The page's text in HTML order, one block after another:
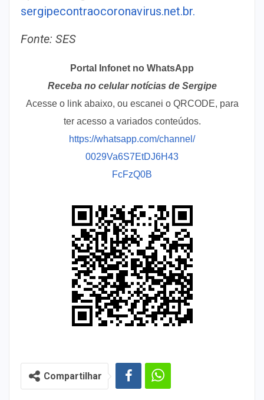
sergipecontraocoronavirus.net.br.
Fonte: SES
Portal Infonet no WhatsApp
Receba no celular notícias de Sergipe
Acesse o link abaixo, ou escanei o QRCODE, para
ter acesso a variados conteúdos.
https://whatsapp.com/channel/
0029Va6S7EtDJ6H43
FcFzQ0B
Compartilhar